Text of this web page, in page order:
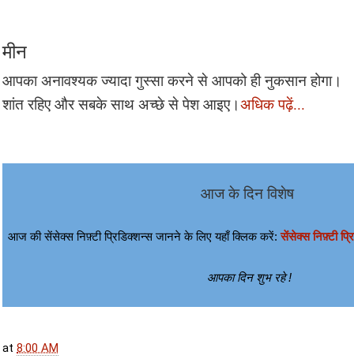
मीन
आपका अनावश्यक ज्यादा गुस्सा करने से आपको ही नुकसान होगा।
शांत रहिए और सबके साथ अच्छे से पेश आइए।अधिक पढ़ें...
आज के दिन विशेष
आज की सेंसेक्स निफ़्टी प्रिडिक्शन्स जानने के लिए यहाँ क्लिक करें: सेंसेक्स निफ़्टी
आपका दिन शुभ रहे !
at 8:00 AM